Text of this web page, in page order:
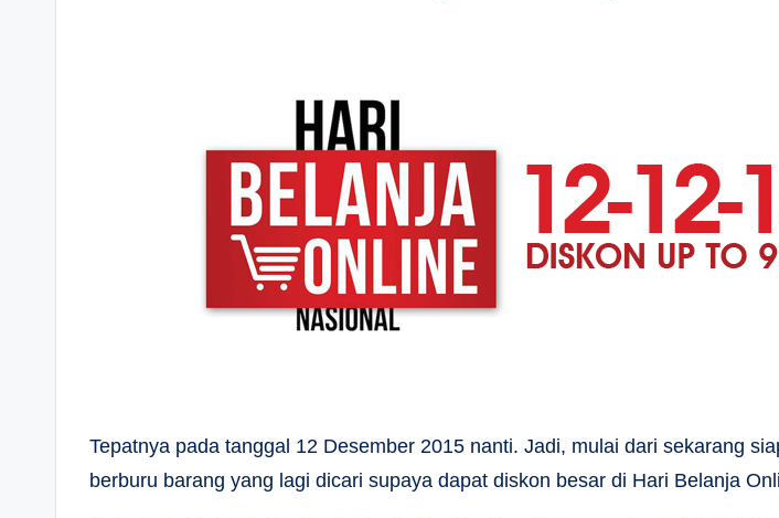
Tepatnya pada tanggal 12 Desember 2015 nanti. Jadi, mulai dari sekarang
berburu barang yang lagi dicari supaya dapat diskon besar di Hari Belanja